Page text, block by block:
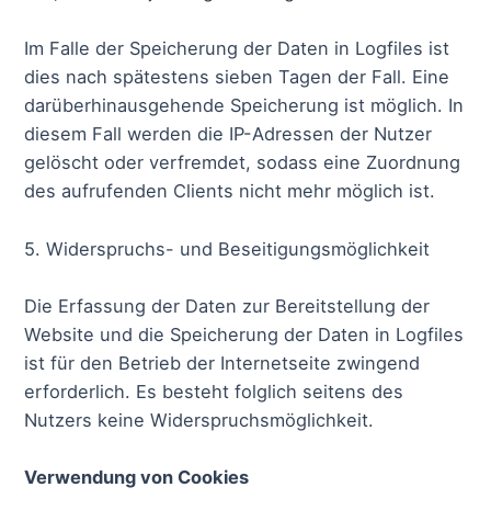
Im Falle der Speicherung der Daten in Logfiles ist
dies nach spätestens sieben Tagen der Fall. Eine
darüberhinausgehende Speicherung ist möglich. In
diesem Fall werden die IP-Adressen der Nutzer
gelöscht oder verfremdet, sodass eine Zuordnung
des aufrufenden Clients nicht mehr möglich ist.
5. Widerspruchs- und Beseitigungsmöglichkeit
Die Erfassung der Daten zur Bereitstellung der
Website und die Speicherung der Daten in Logfiles
ist für den Betrieb der Internetseite zwingend
erforderlich. Es besteht folglich seitens des
Nutzers keine Widerspruchsmöglichkeit.
Verwendung von Cookies